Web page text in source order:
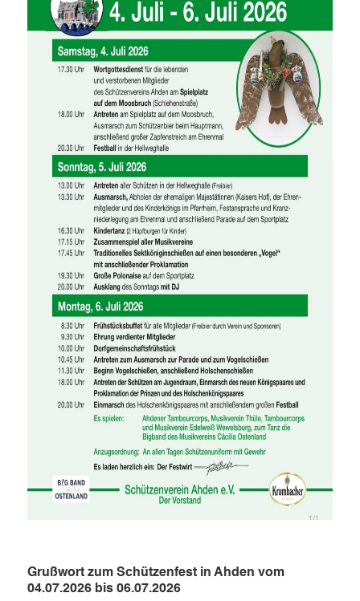
Grußwort zum Schützenfest in Ahden vom
04.07.2026 bis 06.07.2026